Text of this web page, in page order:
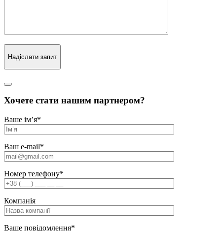
Надіслати запит
Хочете стати нашим партнером?
Ваше ім’я*
Ваш e-mail*
Номер телефону*
Компанія
Ваше повідомлення*